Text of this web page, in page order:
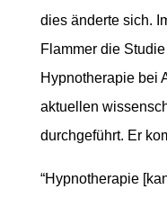
dies änderte sich.
Flammer die
Hypnotherapie bei
aktuellen
durchgeführt. Er
“Hypnotherapie